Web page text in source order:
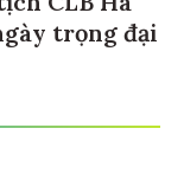
trọng đại